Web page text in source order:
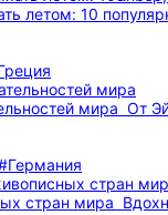
летом: 10
мира От
стран мира